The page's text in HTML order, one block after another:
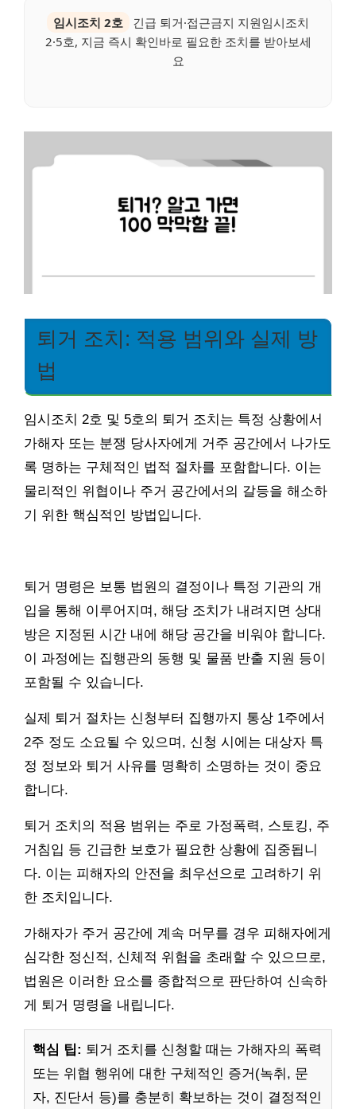
임시조치 2호
긴급 퇴거·접근금지 지원임시조치
2·5호, 지금 즉시 확인바로 필요한 조치를 받아보세
요
퇴거 조치: 적용 범위와 실제 방
법
임시조치 2호 및 5호의 퇴거 조치는 특정 상황에서
가해자 또는 분쟁 당사자에게 거주 공간에서 나가도
록 명하는 구체적인 법적 절차를 포함합니다. 이는
물리적인 위협이나 주거 공간에서의 갈등을 해소하
기 위한 핵심적인 방법입니다.
퇴거 명령은 보통 법원의 결정이나 특정 기관의 개
입을 통해 이루어지며, 해당 조치가 내려지면 상대
방은 지정된 시간 내에 해당 공간을 비워야 합니다.
이 과정에는 집행관의 동행 및 물품 반출 지원 등이
포함될 수 있습니다.
실제 퇴거 절차는 신청부터 집행까지 통상 1주에서
2주 정도 소요될 수 있으며, 신청 시에는 대상자 특
정 정보와 퇴거 사유를 명확히 소명하는 것이 중요
합니다.
퇴거 조치의 적용 범위는 주로 가정폭력, 스토킹, 주
거침입 등 긴급한 보호가 필요한 상황에 집중됩니
다. 이는 피해자의 안전을 최우선으로 고려하기 위
한 조치입니다.
가해자가 주거 공간에 계속 머무를 경우 피해자에게
심각한 정신적, 신체적 위험을 초래할 수 있으므로,
법원은 이러한 요소를 종합적으로 판단하여 신속하
게 퇴거 명령을 내립니다.
핵심 팁: 퇴거 조치를 신청할 때는 가해자의 폭력
또는 위협 행위에 대한 구체적인 증거(녹취, 문
자, 진단서 등)를 충분히 확보하는 것이 결정적인